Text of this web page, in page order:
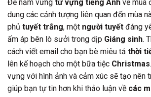
Để nắm vững từ vựng tiếng Anh về mùa
dung các cảnh tượng liên quan đến mùa
phủ tuyết trắng, một người tuyết đáng
ấm áp bên lò sưởi trong dịp Giáng sinh.
cách viết email cho bạn bè miêu tả thời
lên kế hoạch cho một bữa tiệc Christmas
vựng với hình ảnh và cảm xúc sẽ tạo nên
giúp bạn tự tin hơn khi thảo luận về các